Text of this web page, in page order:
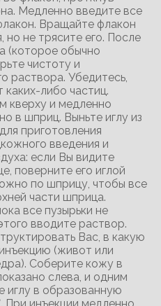
Медленно введите все
Вращайте флакон
но не трясите его. После
(которое обычно
чистоту и
раствора. Убедитесь,
либо частиц.
кверху и медленно
в шприц. Выньте иглу из
приготовления
введения и
если Вы видите
поверните его иглой
по шприцу, чтобы все
части шприца.
все пузырьки не
вводите раствор.
Вас, в какую
(живот или
Соберите кожу в
слева, и одним
иглу в образованную